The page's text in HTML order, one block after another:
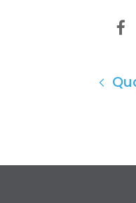
Take